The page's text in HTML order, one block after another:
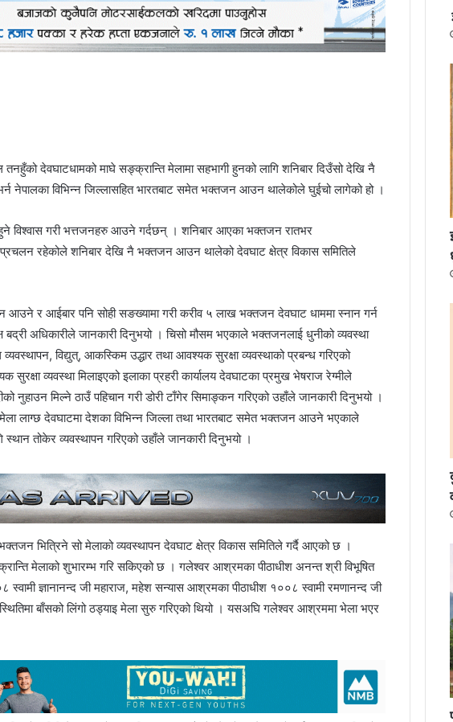
तनहुँको देवघाटधामको माघे सङ्क्रान्ति मेलामा सहभागी हुनको लागि शनिबार दिउँसो देखि नै
नेपालका विभिन्न जिल्लासहित भारतबाट समेत भक्तजन आउन थालेकोले घुईचो लागेको हो ।
हुने विश्वास गरी भत्तजनहरु आउने गर्दछन् । शनिबार आएका भक्तजन रातभर
प्रचलन रहेकोले शनिबार देखि नै भक्तजन आउन थालेको देवघाट क्षेत्र विकास समितिले
आउने र आईबार पनि सोही सङख्यामा गरी करीव ५ लाख भक्तजन देवघाट धाममा स्नान गर्न
अधिकारीले जानकारी दिनुभयो । चिसो मौसम भएकाले भक्तजनलाई धुनीको व्यवस्था
विद्युत्, आकस्किम उद्धार तथा आवश्यक सुरक्षा व्यवस्थाको प्रबन्ध गरिएको
व्यवस्था मिलाइएको इलाका प्रहरी कार्यालय देवघाटका प्रमुख भेषराज रेग्मीले
नुहाउन मिल्ने ठाउँ पहिचान गरी डोरी टाँगेर सिमाङ्कन गरिएको उहाँले जानकारी दिनुभयो ।
लाग्छ देवघाटमा देशका विभिन्न जिल्ला तथा भारतबाट समेत भक्तजन आउने भएकाले
स्थान तोकेर व्यवस्थापन गरिएको उहाँले जानकारी दिनुभयो ।
भक्तजन भित्रिने सो मेलाको व्यवस्थापन देवघाट क्षेत्र विकास समितिले गर्दै आएको छ ।
मेलाको शुभारम्भ गरि सकिएको छ । गलेश्वर आश्रमका पीठाधीश अनन्त श्री विभूषित
स्वामी ज्ञानानन्द जी महाराज, महेश सन्यास आश्रमका पीठाधीश १००८ स्वामी रमणानन्द जी
बाँसको लिंगो ठड्याइ मेला सुरु गरिएको थियो । यसअघि गलेश्वर आश्रममा भेला भएर